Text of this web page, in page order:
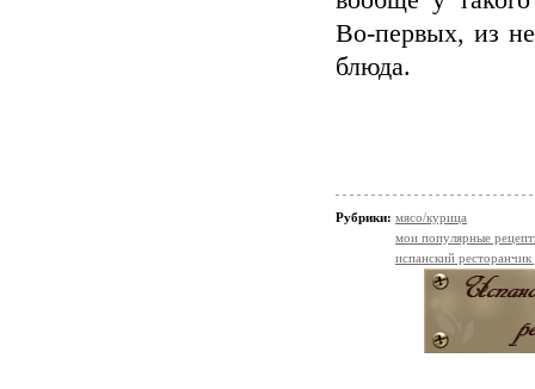
Во-первых, из
блюда.
Рубрики: мясо/курица
мои популярные
испанский